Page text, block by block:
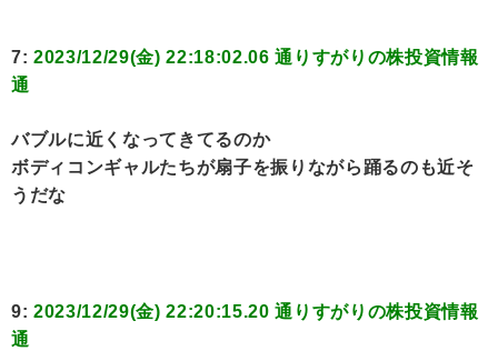
7: 2023/12/29(金) 22:18:02.06 通りすがりの株投資情報
通
バブルに近くなってきてるのか
ボディコンギャルたちが扇子を振りながら踊るのも近そ
うだな
9: 2023/12/29(金) 22:20:15.20 通りすがりの株投資情報
通